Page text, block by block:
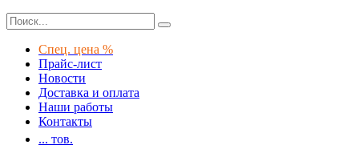
Спец. цена %
Прайс-лист
Новости
Доставка и оплата
Наши работы
Контакты
... тов.